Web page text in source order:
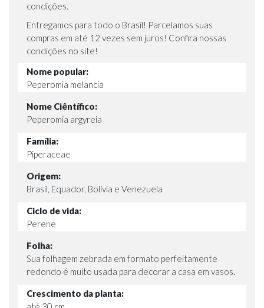
condições.
Entregamos para todo o Brasil! Parcelamos suas
compras em até 12 vezes sem juros! Confira nossas
condições no site!
Nome popular:
Peperomia melancia
Nome Ciêntífico:
Peperomia argyreia
Família:
Piperaceae
Origem:
Brasil, Equador, Bolívia e Venezuela
Ciclo de vida:
Perene
Folha:
Sua folhagem zebrada em formato perfeitamente
redondo é muito usada para decorar a casa em vasos.
Crescimento da planta: